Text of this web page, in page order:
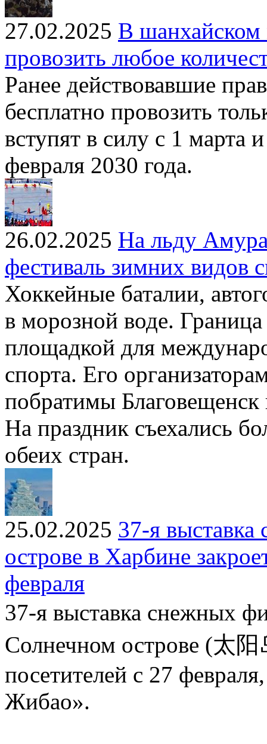
27.02.2025 В шанхайском
провозить любое
Ранее действовавшие
бесплатно провозить
вступят в силу с 1 марта
февраля 2030 года.
26.02.2025 На льду
фестиваль зимних видов
Хоккейные баталии,
в морозной воде.
площадкой для
спорта. Его
побратимы
На праздник съехались
обеих стран.
25.02.2025 37-я
острове в Харбине
февраля
37-я выставка снежных
Солнечном острове (太阳
посетителей с 27
Жибао».